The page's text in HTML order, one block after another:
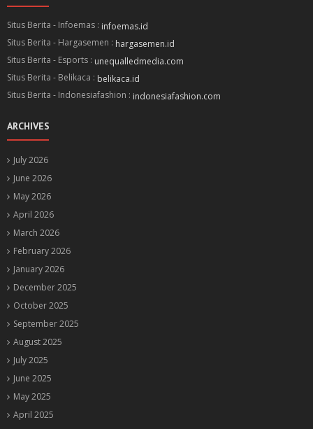
Situs Berita - Infoemas : infoemas.id
Situs Berita - Hargasemen : hargasemen.id
Situs Berita - Esports : unequalledmedia.com
Situs Berita - Belikaca : belikaca.id
Situs Berita - Indonesiafashion : indonesiafashion.com
ARCHIVES
July 2026
June 2026
May 2026
April 2026
March 2026
February 2026
January 2026
December 2025
October 2025
September 2025
August 2025
July 2025
June 2025
May 2025
April 2025